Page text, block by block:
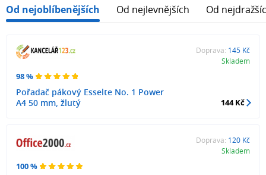
Od nejoblíbenějších Od nejlevnějších Od
98 %
Pořadač pákový Esselte No. 1 Power
A4 50 mm, žlutý
Doprava: 145 Kč
Skladem
144 Kč
100 %
Doprava: 120 Kč
Skladem